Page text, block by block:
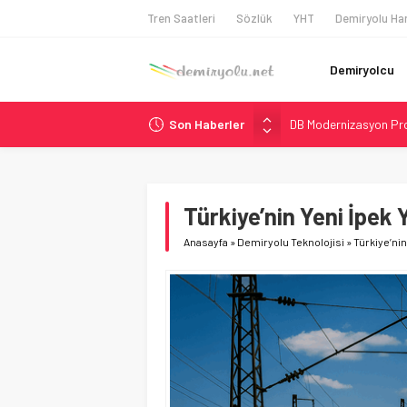
Tren Saatleri Sözlük YHT Demiryolu
Demiryolcu
Son Haberler
DB Modernizasyon
GB Railfreight
Malezya Havayolları,
Ukrayna’da Yolcu
Türkiye’nin Yeni
Anasayfa » Demiryolu Teknolojisi »